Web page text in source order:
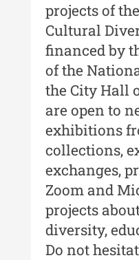
projects of
Cultural
financed by
of the
the City Hall
are open to
exhibitions
collections,
exchanges,
Zoom and
projects
diversity,
Do not